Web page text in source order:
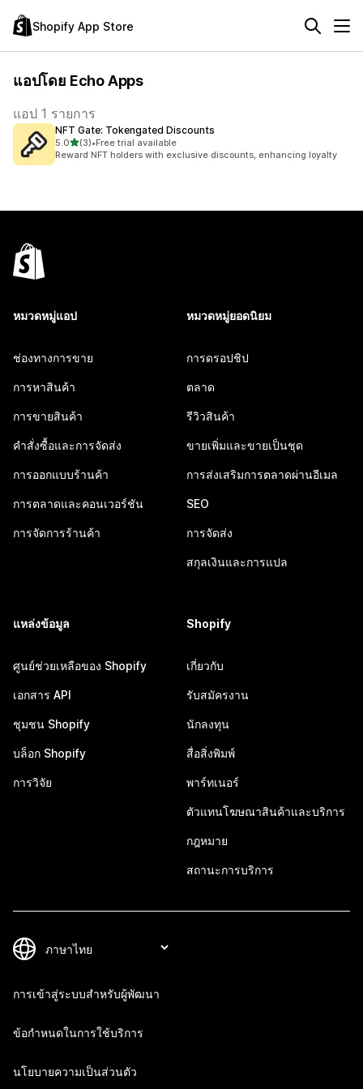
Shopify App Store
แอปโดย Echo Apps
แอป 1 รายการ
NFT Gate: Tokengated Discounts
5.0เต็ม 5 ดาว
(3)
ทั้งหมด 3 รีวิว
•Free trial available
Reward NFT holders with exclusive discounts, enhancing loyalty
หมวดหมู่แอป
ช่องทางการขาย
การหาสินค้า
การขายสินค้า
คำสั่งซื้อและการจัดส่ง
การออกแบบร้านค้า
การตลาดและคอนเวอร์ชัน
การจัดการร้านค้า
หมวดหมู่ยอดนิยม
การดรอปชิป
ตลาด
รีวิวสินค้า
ขายเพิ่มและขายเป็นชุด
การส่งเสริมการตลาดผ่านอีเมล
SEO
การจัดส่ง
สกุลเงินและการแปล
แหล่งข้อมูล
ศูนย์ช่วยเหลือของ Shopify
เอกสาร API
ชุมชน Shopify
บล็อก Shopify
การวิจัย
Shopify
เกี่ยวกับ
รับสมัครงาน
นักลงทุน
สื่อสิ่งพิมพ์
พาร์ทเนอร์
ตัวแทนโฆษณาสินค้าและบริการ
กฎหมาย
สถานะการบริการ
การเข้าสู่ระบบสำหรับผู้พัฒนา
ข้อกำหนดในการใช้บริการ
นโยบายความเป็นส่วนตัว